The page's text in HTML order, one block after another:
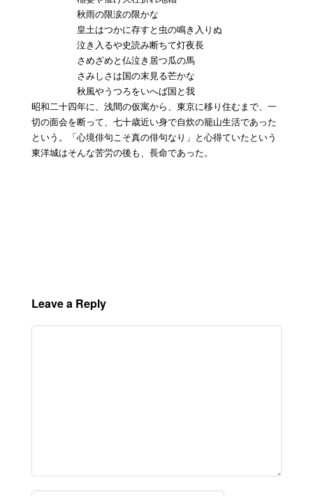
秋雨の限涙の限かな
皇土はつかに存すと虫の鳴き入りぬ
泣き入るや史読み断ちて灯夜長
さめざめと仏泣き居つ瓜の馬
さみしさは国の末見る芒かな
秋風やうつろをいへば国と我
昭和二十四年に、浅間の仮寓から、東京に移り住むまで、一
切の面会を断って、七十歳近い身で自炊の籠山生活であった
という。「心境俳句こそ真の俳句なり」と心得ていたという
東洋城はそんな苦労の後も、長命であった。
Leave a Reply